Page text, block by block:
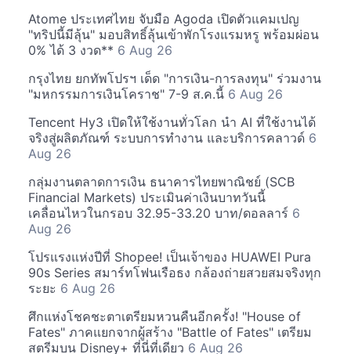
Atome ประเทศไทย จับมือ Agoda เปิดตัวแคมเปญ
"ทริปนี้มีลุ้น" มอบสิทธิ์ลุ้นเข้าพักโรงแรมหรู พร้อมผ่อน
0% ได้ 3 งวด** 6 Aug 26
กรุงไทย ยกทัพโปรฯ เด็ด "การเงิน-การลงทุน" ร่วมงาน
"มหกรรมการเงินโคราช" 7-9 ส.ค.นี้ 6 Aug 26
Tencent Hy3 เปิดให้ใช้งานทั่วโลก นำ AI ที่ใช้งานได้
จริงสู่ผลิตภัณฑ์ ระบบการทำงาน และบริการคลาวด์ 6
Aug 26
กลุ่มงานตลาดการเงิน ธนาคารไทยพาณิชย์ (SCB
Financial Markets) ประเมินค่าเงินบาทวันนี้
เคลื่อนไหวในกรอบ 32.95-33.20 บาท/ดอลลาร์ 6
Aug 26
โปรแรงแห่งปีที่ Shopee! เป็นเจ้าของ HUAWEI Pura
90s Series สมาร์ทโฟนเรือธง กล้องถ่ายสวยสมจริงทุก
ระยะ 6 Aug 26
ศึกแห่งโชคชะตาเตรียมหวนคืนอีกครั้ง! "House of
Fates" ภาคแยกจากผู้สร้าง "Battle of Fates" เตรียม
สตรีมบน Disney+ ที่นี่ที่เดียว 6 Aug 26